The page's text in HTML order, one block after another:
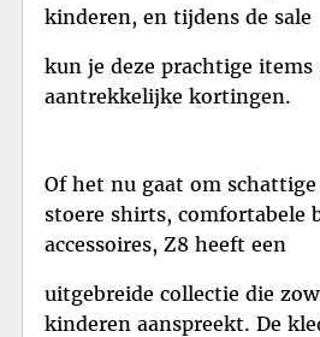
kinderen, en tijdens de sale
kun je deze prachtige items
aantrekkelijke kortingen.
Of het nu gaat om
stoere shirts, comfortabele
accessoires, Z8 heeft een
uitgebreide collectie die
kinderen aanspreekt. De